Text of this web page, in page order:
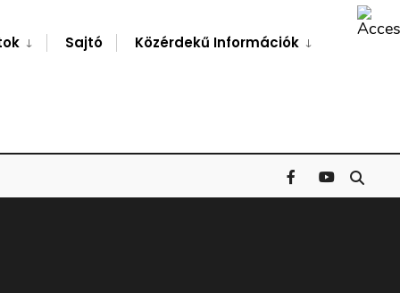
Sajtó Közérdekű Információk
Window